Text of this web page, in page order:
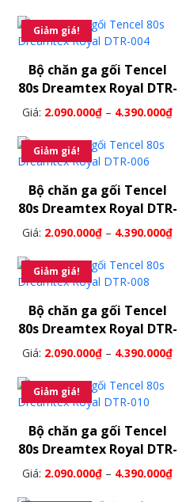
Giảm giá!
Bộ chăn ga gối Tencel
80s Dreamtex Royal DTR-
004
Giá: 2.090.000₫ – 4.390.000₫
Giảm giá!
Bộ chăn ga gối Tencel
80s Dreamtex Royal DTR-
006
Giá: 2.090.000₫ – 4.390.000₫
Giảm giá!
Bộ chăn ga gối Tencel
80s Dreamtex Royal DTR-
008
Giá: 2.090.000₫ – 4.390.000₫
Giảm giá!
Bộ chăn ga gối Tencel
80s Dreamtex Royal DTR-
010
Giá: 2.090.000₫ – 4.390.000₫